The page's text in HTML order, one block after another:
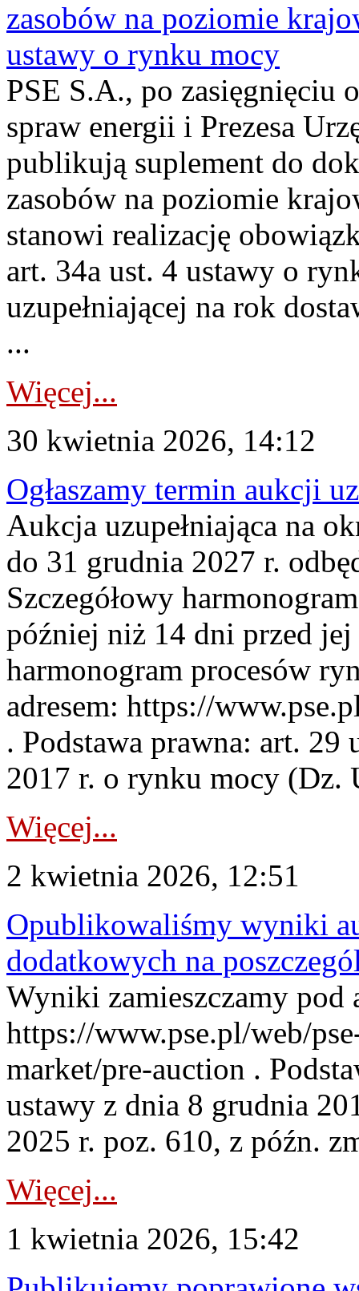
zasobów na poziomie
ustawy o rynku mocy
PSE S.A., po zasięgnięciu
spraw energii i Prezesa
publikują suplement do
zasobów na poziomie
stanowi realizację
art. 34a ust. 4 ustawy o
uzupełniającej na rok
...
Więcej...
30 kwietnia 2026, 14:12
Ogłaszamy termin aukcji
Aukcja uzupełniająca na
do 31 grudnia 2027 r.
Szczegółowy
później niż 14 dni przed
harmonogram procesów
adresem: https://
. Podstawa prawna: art. 29
2017 r. o rynku mocy (Dz.
Więcej...
2 kwietnia 2026, 12:51
Opublikowaliśmy wyniki
dodatkowych na
Wyniki zamieszczamy pod
https://www.pse.pl/web/
market/pre-auction .
ustawy z dnia 8 grudnia
2025 r. poz. 610, z późn.
Więcej...
1 kwietnia 2026, 15:42